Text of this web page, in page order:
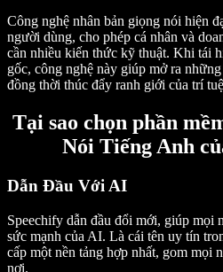
Công nghệ nhân bản giọng nói hiện
người dùng, cho phép cá nhân và
cần nhiều kiến thức kỹ thuật. Khi tái
gốc, công nghệ này giúp mở ra
đồng thời thúc đẩy ranh giới của trí
Tại sao chọn phần
Nói Tiếng Anh
Dẫn Đầu Với AI
Speechify dẫn đầu đổi mới, giúp mọi
sức mạnh của AI. Là cái tên uy tín
cấp một nền tảng hợp nhất, gom mọi
nơi.